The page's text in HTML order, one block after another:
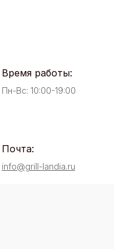
Время работы:
Пн-Вс: 10:00-19:00
Почта:
info@grill-landia.ru